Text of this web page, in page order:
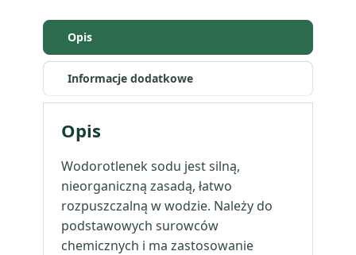
Opis
Informacje dodatkowe
Opis
Wodorotlenek sodu jest silną,
nieorganiczną zasadą, łatwo
rozpuszczalną w wodzie. Należy do
podstawowych surowców
chemicznych i ma zastosowanie